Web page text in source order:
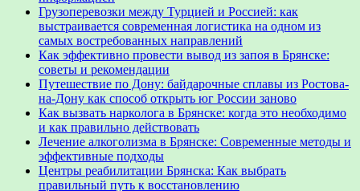
Грузоперевозки между Турцией и Россией: как
выстраивается современная логистика на одном из
самых востребованных направлений
Как эффективно провести вывод из запоя в Брянске:
советы и рекомендации
Путешествие по Дону: байдарочные сплавы из Ростова-
на-Дону как способ открыть юг России заново
Как вызвать нарколога в Брянске: когда это необходимо
и как правильно действовать
Лечение алкоголизма в Брянске: Современные методы и
эффективные подходы
Центры реабилитации Брянска: Как выбрать
правильный путь к восстановлению